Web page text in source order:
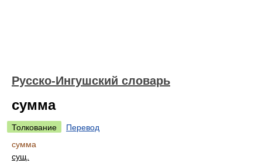
Русско-Ингушский словарь
сумма
Толкование
Перевод
сумма
сущ.